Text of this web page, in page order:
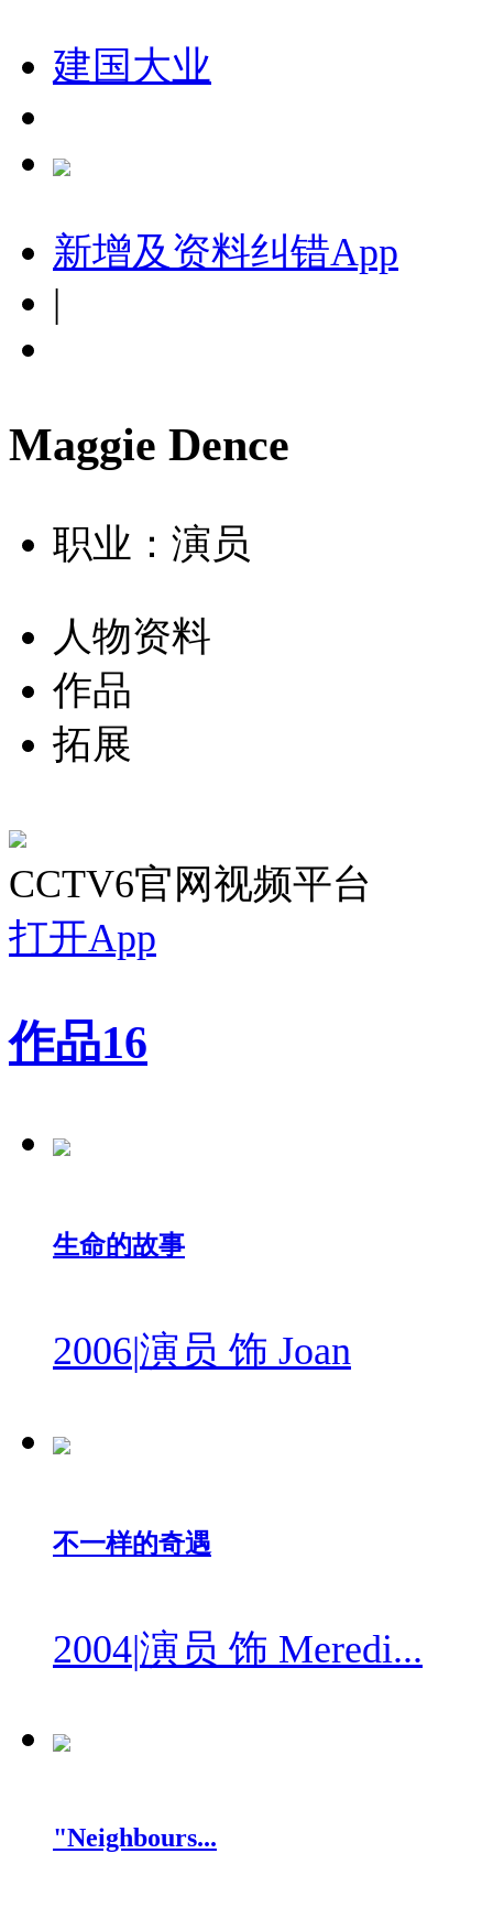
建国大业
新增及资料纠错App
|
Maggie Dence
职业：演员
人物资料
作品
拓展
CCTV6官网视频平台
打开App
作品16
生命的故事
2006|演员 饰 Joan
不一样的奇遇
2004|演员 饰 Meredi...
"Neighbours...